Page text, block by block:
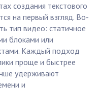
создания текстового
на первый взгляд. Во-
тип видео: статичное
блоками или
Каждый подход
проще и быстрее
удерживают
и